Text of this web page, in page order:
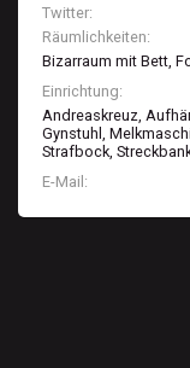
Twitter
Räumlichkeiten
Bizarraum mit Bett,
Einrichtung
Andreaskreuz,
Gynstuhl,
Strafbock,
E-Mail